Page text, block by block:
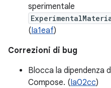
sperimentale
(Ia1eaf)
Correzioni di bug
Blocca la dipendenza
Compose. (Ia02cc)